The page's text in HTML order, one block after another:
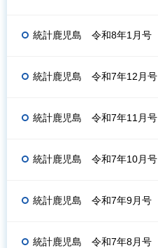
統計鹿児島 令和8年1月号
統計鹿児島 令和7年12月号
統計鹿児島 令和7年11月号
統計鹿児島 令和7年10月号
統計鹿児島 令和7年9月号
統計鹿児島 令和7年8月号